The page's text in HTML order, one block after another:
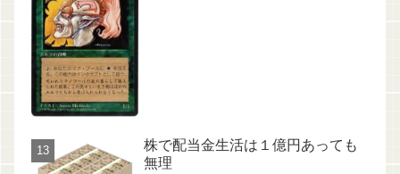
株で配当金生活は１億円あっても
無理